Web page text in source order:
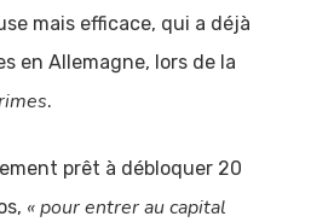
mais efficace, qui a déjà
en Allemagne, lors de la
.
prêt à débloquer 20
« pour entrer au capital